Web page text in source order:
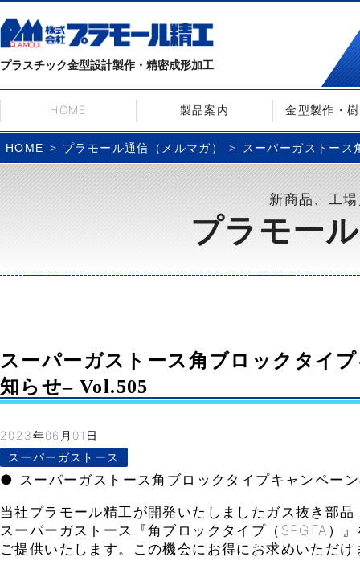
プラスチック金型設計製作・精密成形加工
HOME 製品案内 金型製作・
HOME プラモール通信（メルマガ） スーパーガストー
新商品、工
プラモー
スーパーガストース角ブロックタイ
知らせ– Vol.505
2023年06月01日
スーパーガストース
● スーパーガストース角ブロックタイプキャンペー
当社プラモール精工が開発いたしましたガス抜き部品
スーパーガストース『角ブロックタイプ（SPGFA）
ご提供いたします。この機会にお得にお求めいただけ